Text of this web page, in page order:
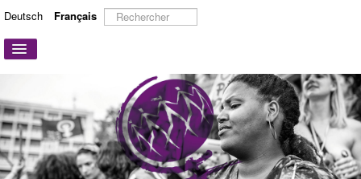
Deutsch Français Rechercher
Basculer
A PROPOS
ACTIONS ET CAMPAGNES
PARTICIPER